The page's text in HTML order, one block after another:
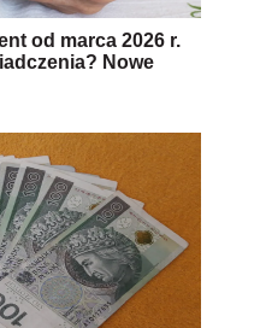
od marca 2026 r.
Nowe